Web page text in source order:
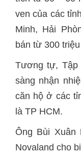
ven của các
Minh, Hải
bán từ 300
Tương tự, Tập
sàng nhận
căn hộ ở các
là TP HCM.
Ông Bùi Xuân
Novaland cho